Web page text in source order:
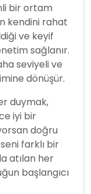
bir ortam
kendini rahat
ve keyif
sağlanır.
seviyeli ve
dönüşür.
duymak,
iyi bir
doğru
farklı bir
atılan her
başlangıcı